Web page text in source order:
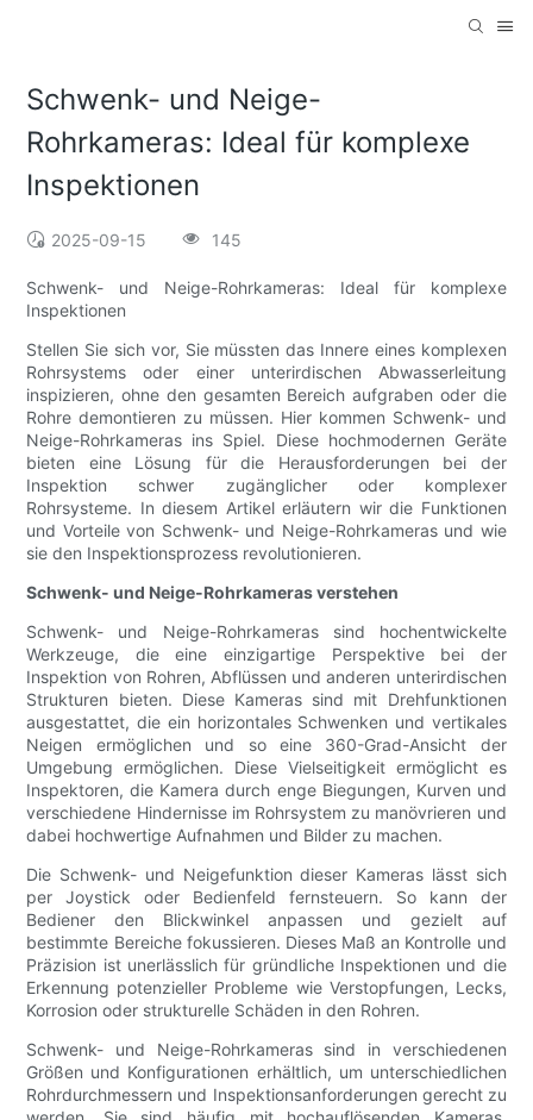
Schwenk- und Neige-
Rohrkameras: Ideal für komplexe
Inspektionen
2025-09-15 145
Schwenk- und Neige-Rohrkameras: Ideal für komplexe
Inspektionen
Stellen Sie sich vor, Sie müssten das Innere eines komplexen
Rohrsystems oder einer unterirdischen Abwasserleitung
inspizieren, ohne den gesamten Bereich aufgraben oder die
Rohre demontieren zu müssen. Hier kommen Schwenk- und
Neige-Rohrkameras ins Spiel. Diese hochmodernen Geräte
bieten eine Lösung für die Herausforderungen bei der
Inspektion schwer zugänglicher oder komplexer
Rohrsysteme. In diesem Artikel erläutern wir die Funktionen
und Vorteile von Schwenk- und Neige-Rohrkameras und wie
sie den Inspektionsprozess revolutionieren.
Schwenk- und Neige-Rohrkameras verstehen
Schwenk- und Neige-Rohrkameras sind hochentwickelte
Werkzeuge, die eine einzigartige Perspektive bei der
Inspektion von Rohren, Abflüssen und anderen unterirdischen
Strukturen bieten. Diese Kameras sind mit Drehfunktionen
ausgestattet, die ein horizontales Schwenken und vertikales
Neigen ermöglichen und so eine 360-Grad-Ansicht der
Umgebung ermöglichen. Diese Vielseitigkeit ermöglicht es
Inspektoren, die Kamera durch enge Biegungen, Kurven und
verschiedene Hindernisse im Rohrsystem zu manövrieren und
dabei hochwertige Aufnahmen und Bilder zu machen.
Die Schwenk- und Neigefunktion dieser Kameras lässt sich
per Joystick oder Bedienfeld fernsteuern. So kann der
Bediener den Blickwinkel anpassen und gezielt auf
bestimmte Bereiche fokussieren. Dieses Maß an Kontrolle und
Präzision ist unerlässlich für gründliche Inspektionen und die
Erkennung potenzieller Probleme wie Verstopfungen, Lecks,
Korrosion oder strukturelle Schäden in den Rohren.
Schwenk- und Neige-Rohrkameras sind in verschiedenen
Größen und Konfigurationen erhältlich, um unterschiedlichen
Rohrdurchmessern und Inspektionsanforderungen gerecht zu